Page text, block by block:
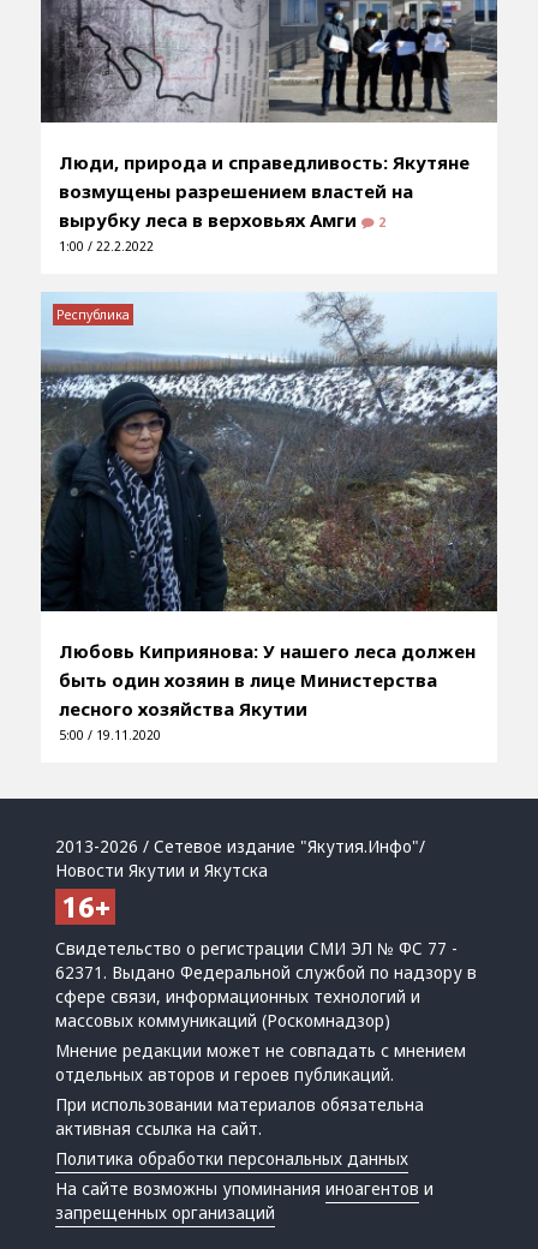
Люди, природа и справедливость: Якутяне
возмущены разрешением властей на
вырубку леса в верховьях Амги
2
1:00 / 22.2.2022
Любовь Киприянова: У нашего леса должен
быть один хозяин в лице Министерства
лесного хозяйства Якутии
5:00 / 19.11.2020
Республика
2013-2026 / Сетевое издание "Якутия.Инфо"/
Новости Якутии и Якутска
Свидетельство о регистрации СМИ ЭЛ № ФС 77 -
62371. Выдано Федеральной службой по надзору в
сфере связи, информационных технологий и
массовых коммуникаций (Роскомнадзор)
Мнение редакции может не совпадать с мнением
отдельных авторов и героев публикаций.
При использовании материалов обязательна
активная ссылка на сайт.
Политика обработки персональных данных
На сайте возможны упоминанияиноагентов и
запрещенных организаций